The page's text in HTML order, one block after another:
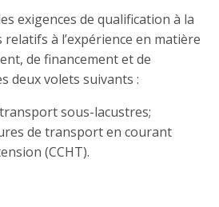
exigences de qualification à la
relatifs à l’expérience en matière
de financement et de
deux volets suivants :
sous-lacustres;
de transport en courant
(CCHT).